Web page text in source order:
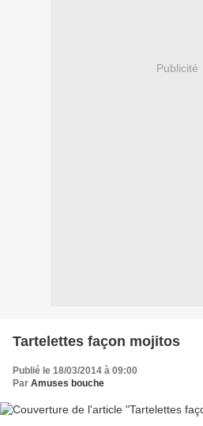
Publicité
Tartelettes façon mojitos
Publié le 18/03/2014 à 09:00
Par Amuses bouche